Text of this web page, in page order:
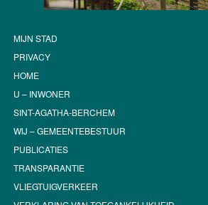
MIJN STAD
PRIVACY
HOME
U – INWONER
SINT-AGATHA-BERCHEM
WIJ – GEMEENTEBESTUUR
PUBLICATIES
TRANSPARANTIE
VLIEGTUIGVERKEER